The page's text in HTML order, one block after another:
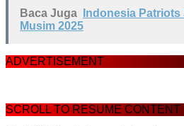
Baca Juga
Indonesia
Musim 2025
ADVERTISEMENT
SCROLL TO RESUME CONTENT